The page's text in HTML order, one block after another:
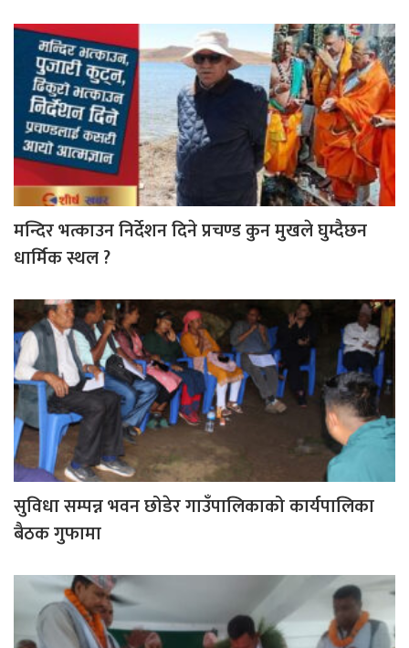
मन्दिर भत्काउन निर्देशन दिने प्रचण्ड कुन मुखले घुम्दैछन
धार्मिक स्थल ?
सुविधा सम्पन्न भवन छोडेर गाउँपालिकाको कार्यपालिका
बैठक गुफामा